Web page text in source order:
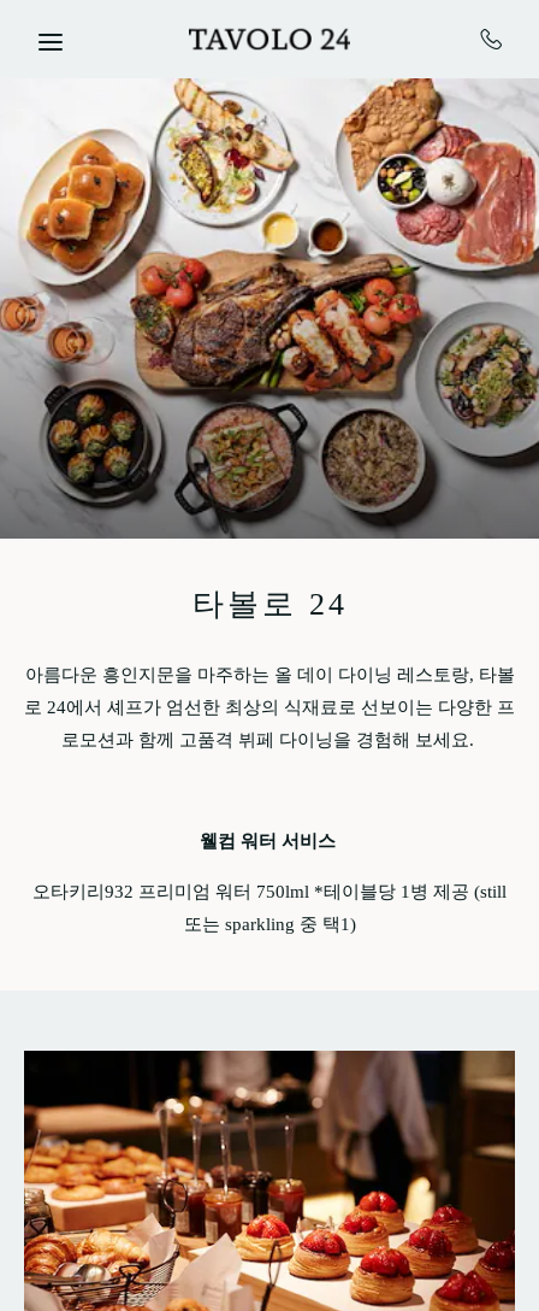
타볼로 24
아름다운 흥인지문을 마주하는 올 데이 다이닝 레스토랑, 타볼
로 24에서 셰프가 엄선한 최상의 식재료로 선보이는 다양한 프
로모션과 함께 고품격 뷔페 다이닝을 경험해 보세요.
웰컴 워터 서비스
오타키리932 프리미엄 워터 750lml *테이블당 1병 제공 (still
또는 sparkling 중 택1)